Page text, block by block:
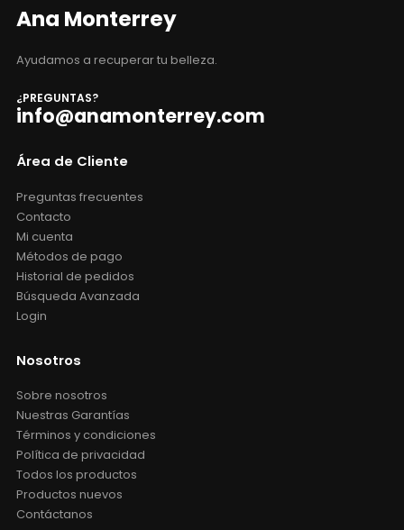
Ana Monterrey
Ayudamos a recuperar tu belleza.
¿PREGUNTAS?
info@anamonterrey.com
Área de Cliente
Preguntas frecuentes
Contacto
Mi cuenta
Métodos de pago
Historial de pedidos
Búsqueda Avanzada
Login
Nosotros
Sobre nosotros
Nuestras Garantías
Términos y condiciones
Política de privacidad
Todos los productos
Productos nuevos
Contáctanos